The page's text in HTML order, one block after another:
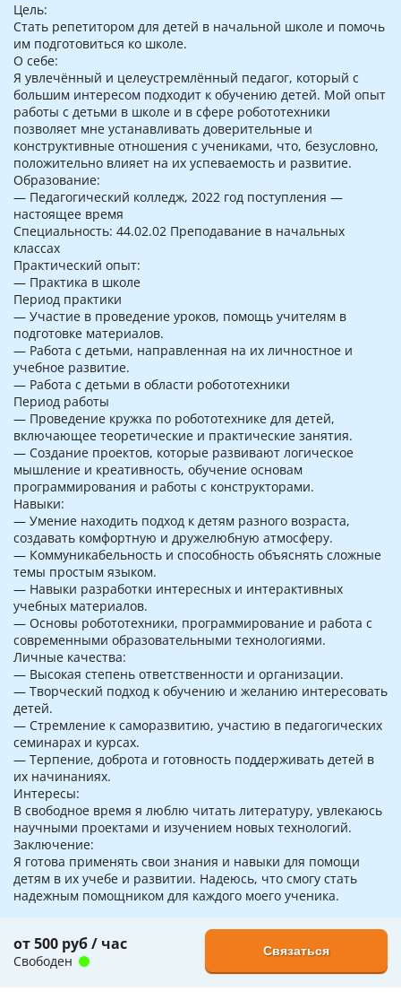
Цель:
Стать репетитором для детей в начальной школе и помочь
им подготовиться ко школе.
О себе:
Я увлечённый и целеустремлённый педагог, который с
большим интересом подходит к обучению детей. Мой опыт
работы с детьми в школе и в сфере робототехники
позволяет мне устанавливать доверительные и
конструктивные отношения с учениками, что, безусловно,
положительно влияет на их успеваемость и развитие.
Образование:
— Педагогический колледж, 2022 год поступления —
настоящее время
Специальность: 44.02.02 Преподавание в начальных
классах
Практический опыт:
— Практика в школе
Период практики
— Участие в проведение уроков, помощь учителям в
подготовке материалов.
— Работа с детьми, направленная на их личностное и
учебное развитие.
— Работа с детьми в области робототехники
Период работы
— Проведение кружка по робототехнике для детей,
включающее теоретические и практические занятия.
— Создание проектов, которые развивают логическое
мышление и креативность, обучение основам
программирования и работы с конструкторами.
Навыки:
— Умение находить подход к детям разного возраста,
создавать комфортную и дружелюбную атмосферу.
— Коммуникабельность и способность объяснять сложные
темы простым языком.
— Навыки разработки интересных и интерактивных
учебных материалов.
— Основы робототехники, программирование и работа с
современными образовательными технологиями.
Личные качества:
— Высокая степень ответственности и организации.
— Творческий подход к обучению и желанию интересовать
детей.
— Стремление к саморазвитию, участию в педагогических
семинарах и курсах.
— Терпение, доброта и готовность поддерживать детей в
их начинаниях.
Интересы:
В свободное время я люблю читать литературу, увлекаюсь
научными проектами и изучением новых технологий.
Заключение:
Я готова применять свои знания и навыки для помощи
детям в их учебе и развитии. Надеюсь, что смогу стать
надежным помощником для каждого моего ученика.
от 500 руб / час
Свободен
Связаться